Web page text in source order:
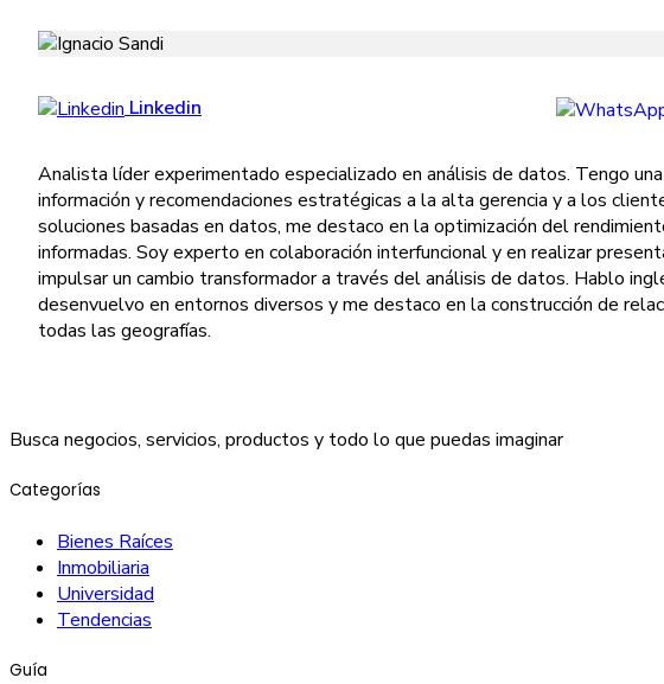
Linkedin
Analista líder experimentado especializado en análisis de datos. Tengo
información y recomendaciones estratégicas a la alta gerencia y a los
soluciones basadas en datos, me destaco en la optimización del
informadas. Soy experto en colaboración interfuncional y en realizar
impulsar un cambio transformador a través del análisis de datos. Hablo
desenvuelvo en entornos diversos y me destaco en la construcción de
todas las geografías.
Busca negocios, servicios, productos y todo lo que puedas imaginar
Categorías
Bienes Raíces
Inmobiliaria
Universidad
Tendencias
Guía